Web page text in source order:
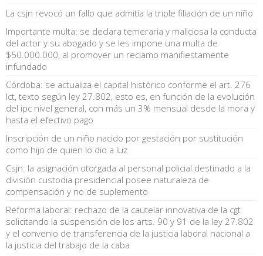
La csjn revocó un fallo que admitía la triple filiación de un niño
Importante multa: se declara temeraria y maliciosa la conducta
del actor y su abogado y se les impone una multa de
$50.000.000, al promover un reclamo manifiestamente
infundado
Córdoba: se actualiza el capital histórico conforme el art. 276
lct, texto según ley 27.802, esto es, en función de la evolución
del ipc nivel general, con más un 3% mensual desde la mora y
hasta el efectivo pago
Inscripción de un niño nacido por gestación por sustitución
como hijo de quien lo dio a luz
Csjn: la asignación otorgada al personal policial destinado a la
división custodia presidencial posee naturaleza de
compensación y no de suplemento
Reforma laboral: rechazo de la cautelar innovativa de la cgt
solicitando la suspensión de los arts. 90 y 91 de la ley 27.802
y el convenio de transferencia de la justicia laboral nacional a
la justicia del trabajo de la caba